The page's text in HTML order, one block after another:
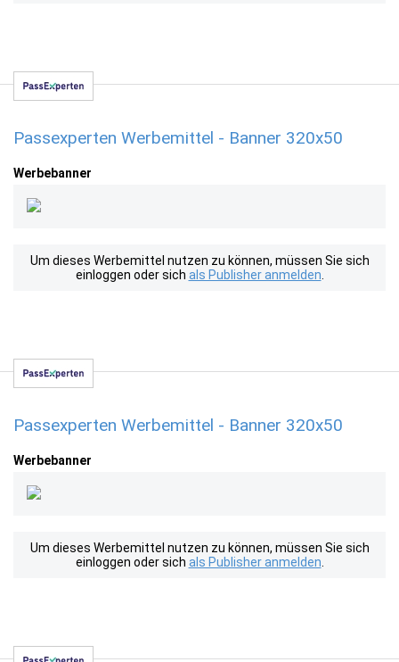
Passexperten Werbemittel - Banner 320x50
Werbebanner
Um dieses Werbemittel nutzen zu können, müssen Sie sich
einloggen oder sich als Publisher anmelden
Passexperten Werbemittel - Banner 320x50
Werbebanner
Um dieses Werbemittel nutzen zu können, müssen Sie sich
einloggen oder sich als Publisher anmelden